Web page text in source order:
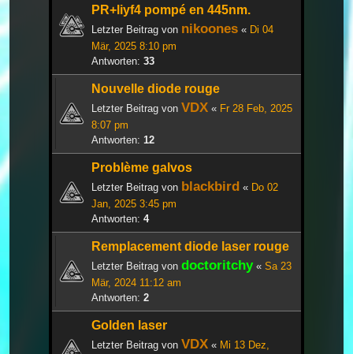
PR+liyf4 pompé en 445nm.
Letzter Beitrag von nikoones « Di 04
Mär, 2025 8:10 pm
Antworten: 33
Nouvelle diode rouge
Letzter Beitrag von VDX « Fr 28 Feb, 2025
8:07 pm
Antworten: 12
Problème galvos
Letzter Beitrag von blackbird « Do 02
Jan, 2025 3:45 pm
Antworten: 4
Remplacement diode laser rouge
Letzter Beitrag von doctoritchy« Sa 23
Mär, 2024 11:12 am
Antworten: 2
Golden laser
Letzter Beitrag von VDX « Mi 13 Dez,